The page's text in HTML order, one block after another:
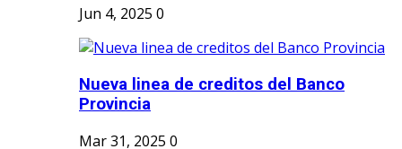
Jun 4, 2025 0
Nueva linea de creditos del Banco
Provincia
Mar 31, 2025 0